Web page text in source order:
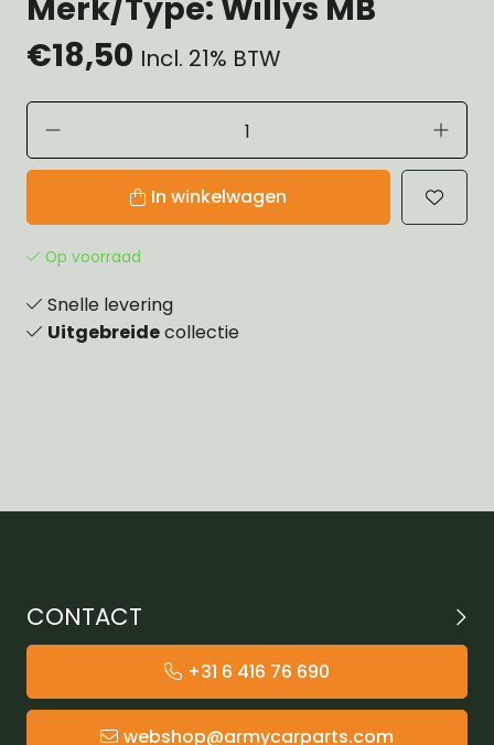
Merk/Type: Willys MB
€18,50 Incl. 21% BTW
In winkelwagen
Op voorraad
Snelle levering
Uitgebreidecollectie
CONTACT
+31 6 416 76 690
webshop@armycarparts.com